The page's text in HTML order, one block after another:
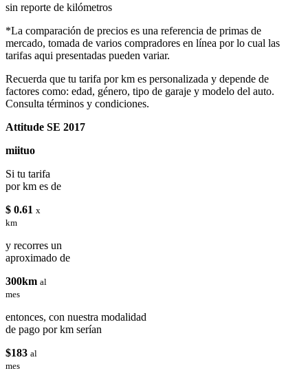
sin reporte de kilómetros
*La comparación de precios es una referencia de primas de
mercado, tomada de varios compradores en línea por lo cual las
tarifas aqui presentadas pueden variar.
Recuerda que tu tarifa por km es personalizada y depende de
factores como: edad, género, tipo de garaje y modelo del auto.
Consulta términos y condiciones.
Attitude SE 2017
miituo
Si tu tarifa
por km es de
$ 0.61 x
km
y recorres un
aproximado de
300km al
mes
entonces, con nuestra modalidad
de pago por km serían
$183 al
mes